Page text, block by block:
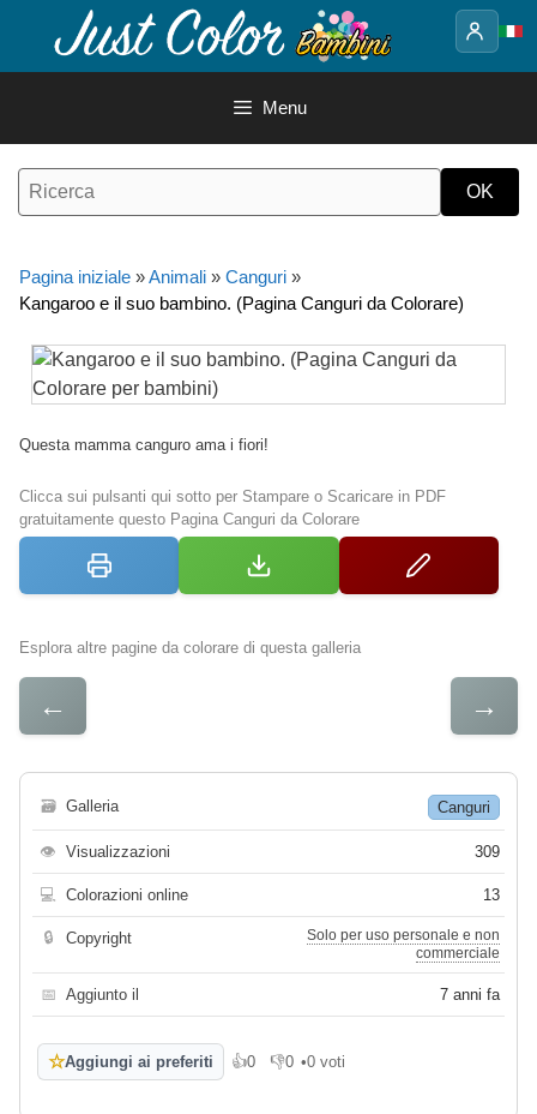
contenuto
Menu
Pagina iniziale »Animali » Canguri »
Kangaroo e il suo bambino. (Pagina Canguri da Colorare)
Questa mamma canguro ama i fiori!
Clicca sui pulsanti qui sotto per Stampare o Scaricare in PDF
gratuitamente questo Pagina Canguri da Colorare
Esplora altre pagine da colorare di questa galleria
← →
🗃 Galleria Canguri
👁 Visualizzazioni 309
💻 Colorazioni online 13
🔒 Copyright
Solo per uso personale e non
commerciale
📅 Aggiunto il 7 anni fa
☆Aggiungi ai preferiti 👍0
Mi piace
👎0
Non mi piace
•0 voti